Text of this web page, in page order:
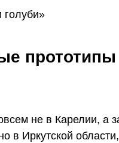
не в Карелии, а
в Иркутской